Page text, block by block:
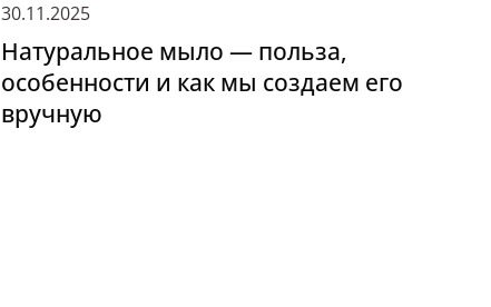
30.11.2025
Натуральное мыло — польза,
особенности и как мы создаем его
вручную